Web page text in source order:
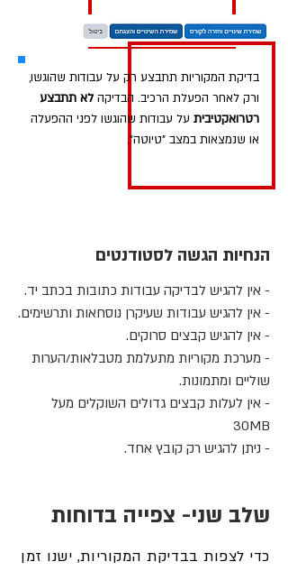
בדיקת המקוריות תתבצע רק על עבודות שהוגשו,
ורק לאחר הפעלת הרכיב. הבדיקהלא תתבצע
רטרואקטיבית על עבודות שהוגשו לפני ההפעלה
או שנמצאות במצב "טיוטה".
הנחיות הגשה לסטודנטים
- אין להגיש לבדיקה עבודות כתובות בכתב יד.
- אין להגיש עבודות שעיקרן נוסחאות ותרשימים.
- אין להגיש קבצים סרוקים.
- מערכת מקוריות מתעלמת מטבלאות/הערות
שוליים ומתמונות.
- אין לעלות קבצים גדולים השוקלים מעל
30MB
- ניתן להגיש רק קובץ אחד.
שלב שני- צפייה בדוחות
כדי לצפות בבדיקת המקוריות, ישנו זמן